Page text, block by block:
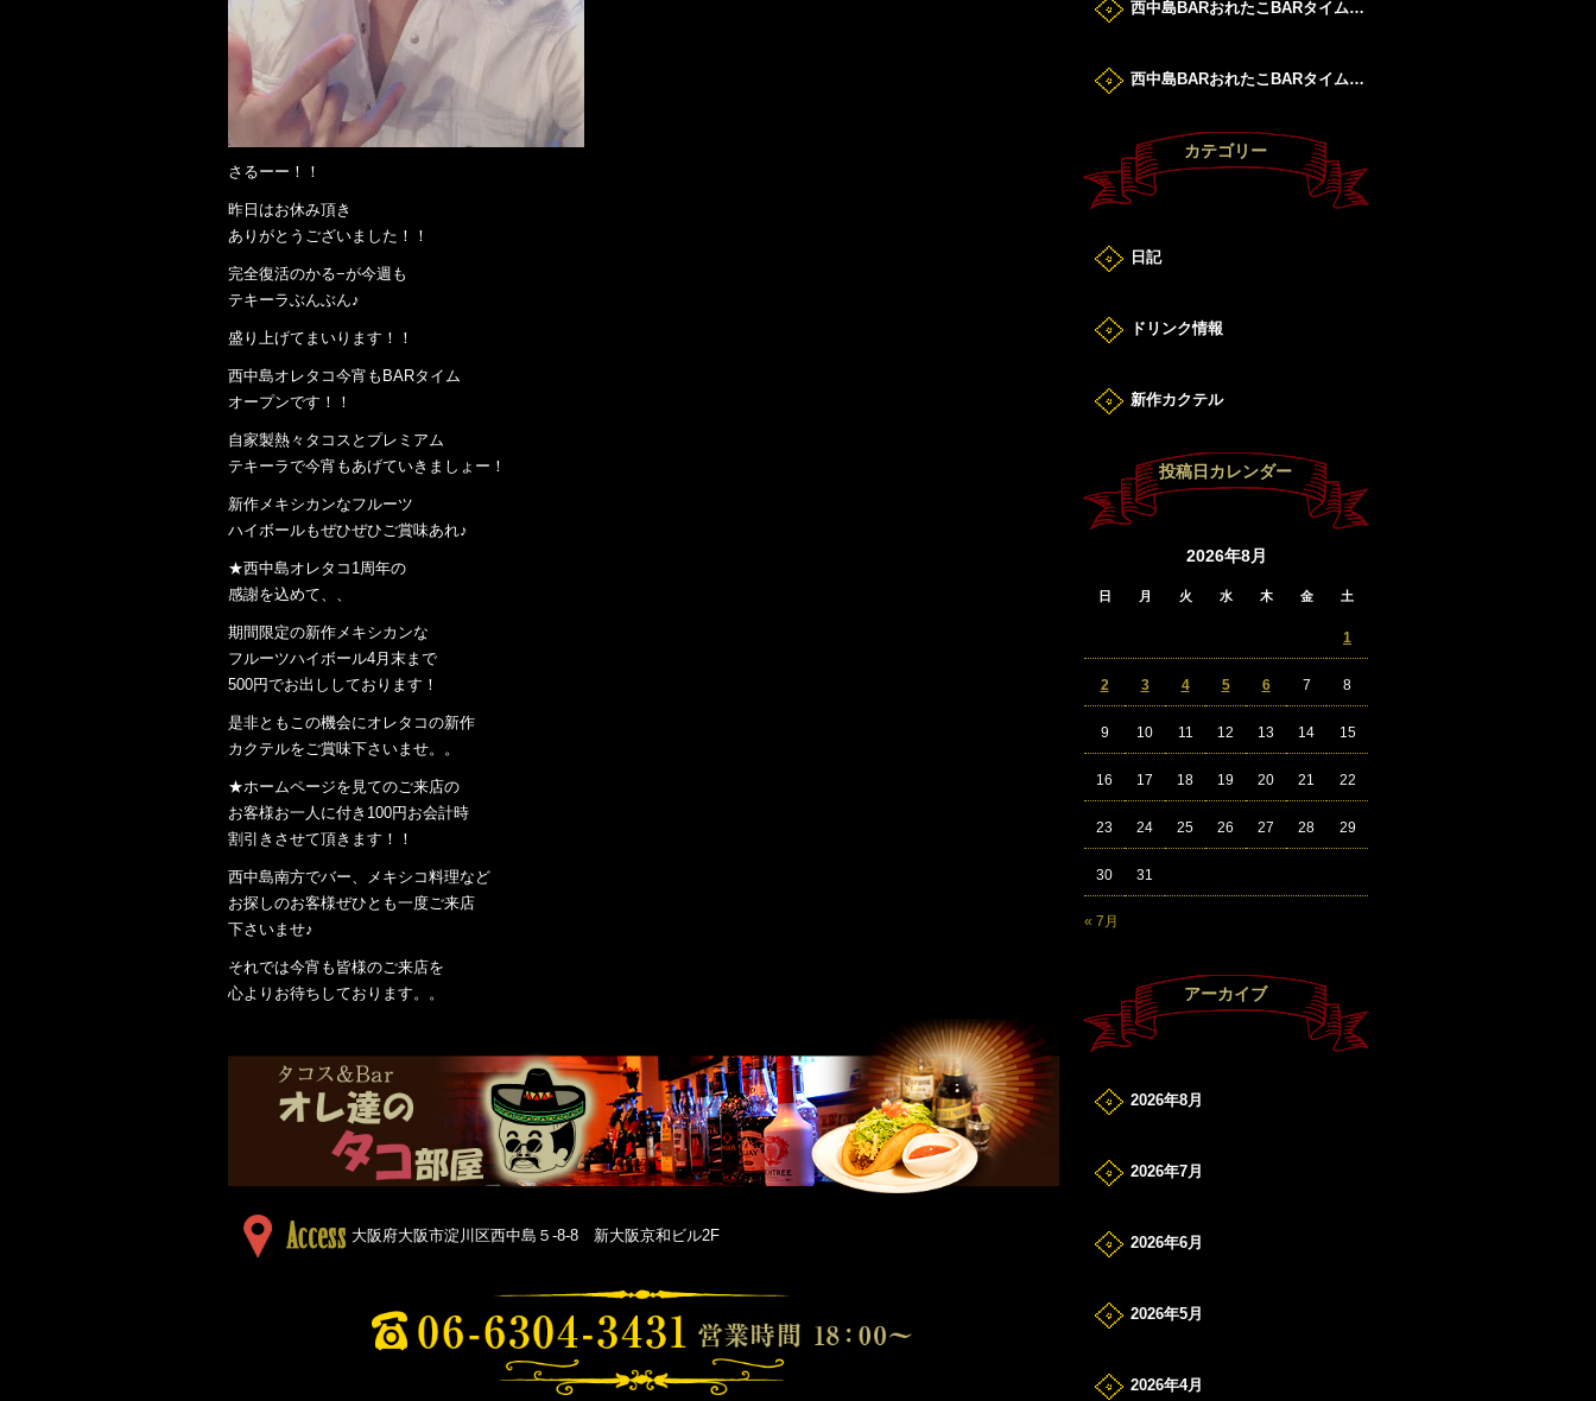
さるーー！！
昨日はお休み頂き
ありがとうございました！！
完全復活のかる−が今週も
テキーラぶんぶん♪
盛り上げてまいります！！
西中島オレタコ今宵もBARタイム
オープンです！！
自家製熱々タコスとプレミアム
テキーラで今宵もあげていきましょー！
新作メキシカンなフルーツ
ハイボールもぜひぜひご賞味あれ♪
★西中島オレタコ1周年の
感謝を込めて、、
期間限定の新作メキシカンな
フルーツハイボール4月末まで
500円でお出ししております！
是非ともこの機会にオレタコの新作
カクテルをご賞味下さいませ。。
★ホームページを見てのご来店の
お客様お一人に付き100円お会計時
割引きさせて頂きます！！
西中島南方でバー、メキシコ料理など
お探しのお客様ぜひとも一度ご来店
下さいませ♪
それでは今宵も皆様のご来店を
心よりお待ちしております。。
大阪府大阪市淀川区西中島５-8-8 新大阪京和ビル2F
西中島BARおれたこBARタイムすたーと！
西中島BARおれたこBARタイムすたーと！
カテゴリー
日記
ドリンク情報
新作カクテル
投稿日カレンダー
2026年8月
日 月 火 水 木 金 土
« 7月
1
2 3 4 5 6 7 8
9 10 11 12 13 14 15
16 17 18 19 20 21 22
23 24 25 26 27 28 29
30 31
アーカイブ
2026年8月
2026年7月
2026年6月
2026年5月
2026年4月